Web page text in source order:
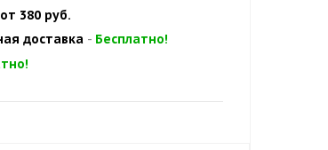
от 380 руб.
доставка - Бесплатно!